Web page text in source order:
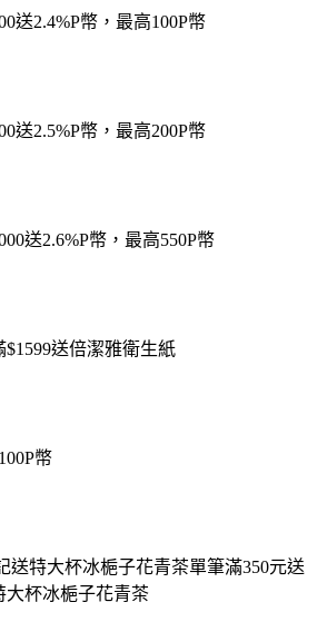
送2.4%P幣，最高100P幣
送2.5%P幣，最高200P幣
送2.6%P幣，最高550P幣
送倍潔雅衛生紙
幣
送特大杯冰梔子花青茶單筆滿350元送
大杯冰梔子花青茶